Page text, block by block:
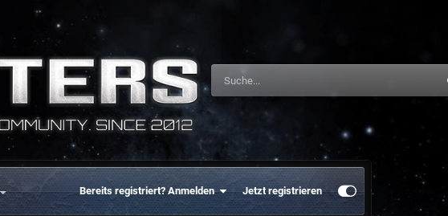
Bereits registriert? Anmelden Jetzt registrieren